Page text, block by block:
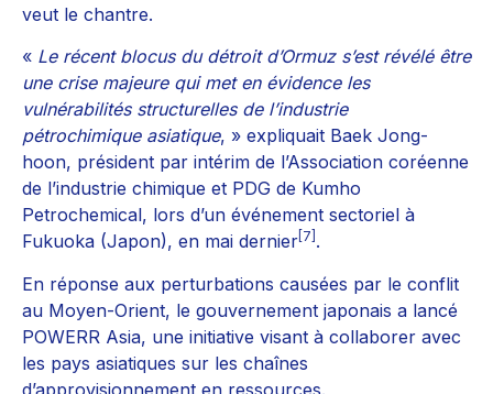
veut le chantre.
« Le récent blocus du détroit d’Ormuz s’est révélé être
une crise majeure qui met en évidence les
vulnérabilités structurelles de l’industrie
pétrochimique asiatique, » expliquait Baek Jong-
hoon, président par intérim de l’Association coréenne
de l’industrie chimique et PDG de Kumho
Petrochemical, lors d’un événement sectoriel à
Fukuoka (Japon), en mai dernier [7] .
En réponse aux perturbations causées par le conflit
au Moyen-Orient, le gouvernement japonais a lancé
POWERR Asia, une initiative visant à collaborer avec
les pays asiatiques sur les chaînes
d’approvisionnement en ressources.